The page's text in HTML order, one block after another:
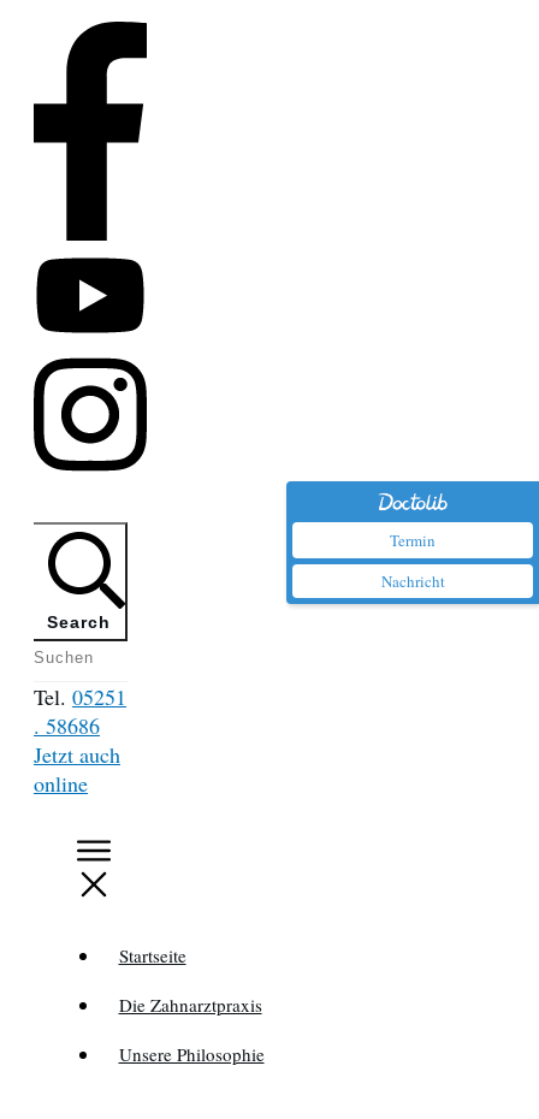
Termin
Nachricht
Search
Tel. 05251
. 58686
Jetzt auch
online
Startseite
Die Zahnarztpraxis
Unsere Philosophie